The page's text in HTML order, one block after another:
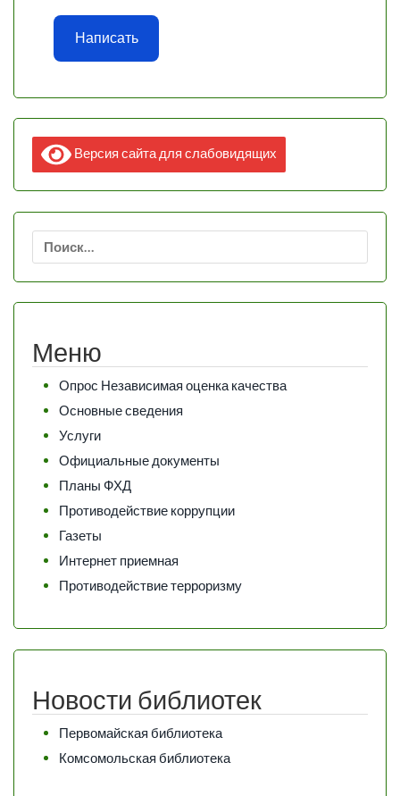
Написать
Версия сайта для слабовидящих
Найти:
Меню
Опрос Независимая оценка качества
Основные сведения
Услуги
Официальные документы
Планы ФХД
Противодействие коррупции
Газеты
Интернет приемная
Противодействие терроризму
Новости библиотек
Первомайская библиотека
Комсомольская библиотека